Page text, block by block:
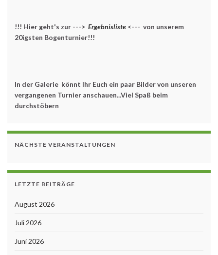
!!! Hier geht's zur ---> Ergebnisliste <--- von unserem
20igsten Bogenturnier!!!
In der Galerie könnt Ihr Euch ein paar Bilder von unseren
vergangenen Turnier anschauen...Viel Spaß beim
durchstöbern
NÄCHSTE VERANSTALTUNGEN
LETZTE BEITRÄGE
August 2026
Juli 2026
Juni 2026